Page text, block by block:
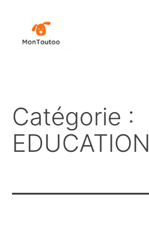
Catégorie :
EDUCATION